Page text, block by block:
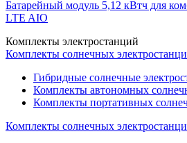
Батарейный модуль 5,12 кВтч для
LTE AIO
Комплекты электростанций
Комплекты солнечных
Гибридные солнечные
Комплекты автономных
Комплекты портативных
Комплекты солнечных